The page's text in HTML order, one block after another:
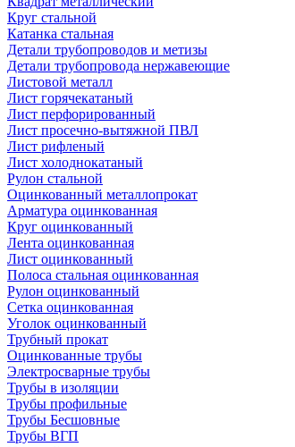
Круг стальной
Катанка стальная
Детали трубопроводов и метизы
Детали трубопровода нержавеющие
Листовой металл
Лист горячекатаный
Лист перфорированный
Лист просечно-вытяжной ПВЛ
Лист рифленый
Лист холоднокатаный
Рулон стальной
Оцинкованный металлопрокат
Арматура оцинкованная
Круг оцинкованный
Лента оцинкованная
Лист оцинкованный
Полоса стальная оцинкованная
Рулон оцинкованный
Сетка оцинкованная
Уголок оцинкованный
Трубный прокат
Оцинкованные трубы
Электросварные трубы
Трубы в изоляции
Трубы профильные
Трубы Бесшовные
Трубы ВГП